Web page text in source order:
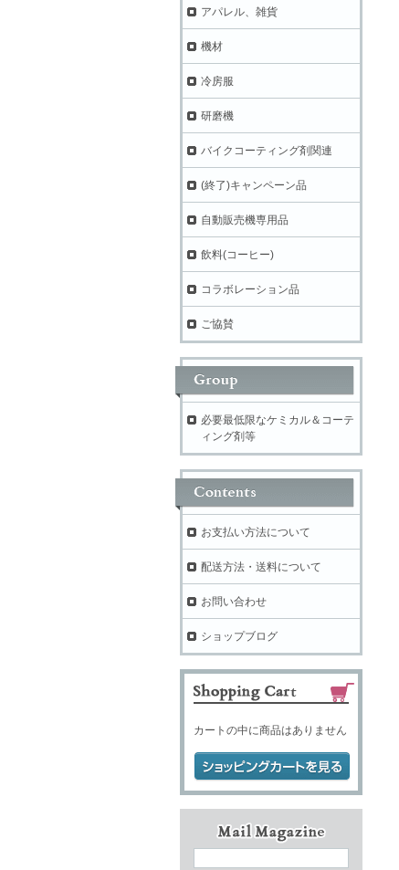
アパレル、雑貨
機材
冷房服
研磨機
バイクコーティング剤関連
(終了)キャンペーン品
自動販売機専用品
飲料(コーヒー)
コラボレーション品
ご協賛
必要最低限なケミカル＆コーテ
ィング剤等
お支払い方法について
配送方法・送料について
お問い合わせ
ショップブログ
カートの中に商品はありません